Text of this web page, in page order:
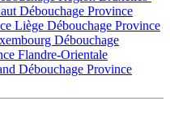
Débouchage Province
Liège Débouchage Province
Débouchage
Flandre-Orientale
Débouchage Province